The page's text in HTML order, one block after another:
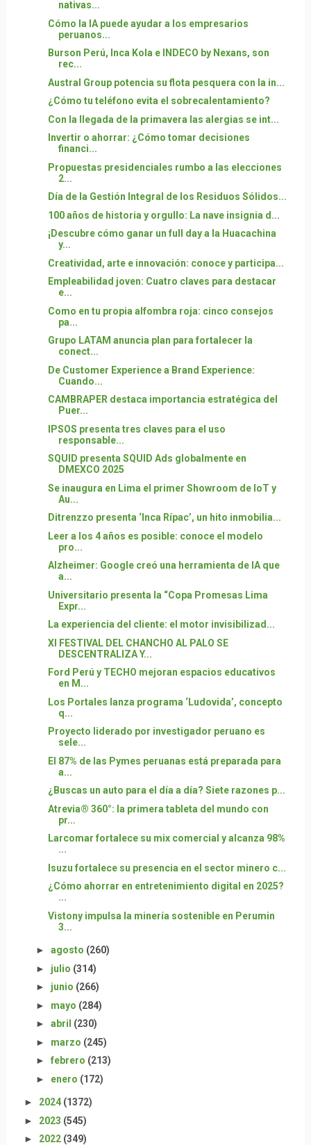
nativas...
Cómo la IA puede ayudar a los empresarios
peruanos...
Burson Perú, Inca Kola e INDECO by Nexans, son
rec...
Austral Group potencia su flota pesquera con la in...
¿Cómo tu teléfono evita el sobrecalentamiento?
Con la llegada de la primavera las alergias se int...
Invertir o ahorrar: ¿Cómo tomar decisiones
financi...
Propuestas presidenciales rumbo a las elecciones
2...
Día de la Gestión Integral de los Residuos Sólidos...
100 años de historia y orgullo: La nave insignia d...
¡Descubre cómo ganar un full day a la Huacachina
y...
Creatividad, arte e innovación: conoce y participa...
Empleabilidad joven: Cuatro claves para destacar
e...
Como en tu propia alfombra roja: cinco consejos
pa...
Grupo LATAM anuncia plan para fortalecer la
conect...
De Customer Experience a Brand Experience:
Cuando...
CAMBRAPER destaca importancia estratégica del
Puer...
IPSOS presenta tres claves para el uso
responsable...
SQUID presenta SQUID Ads globalmente en
DMEXCO 2025
Se inaugura en Lima el primer Showroom de IoT y
Au...
Ditrenzzo presenta ‘Inca Rípac’, un hito inmobilia...
Leer a los 4 años es posible: conoce el modelo
pro...
Alzheimer: Google creó una herramienta de IA que
a...
Universitario presenta la “Copa Promesas Lima
Expr...
La experiencia del cliente: el motor invisibilizad...
XI FESTIVAL DEL CHANCHO AL PALO SE
DESCENTRALIZA Y...
Ford Perú y TECHO mejoran espacios educativos
en M...
Los Portales lanza programa ‘Ludovida’, concepto
q...
Proyecto liderado por investigador peruano es
sele...
El 87% de las Pymes peruanas está preparada para
a...
¿Buscas un auto para el día a día? Siete razones p...
Atrevia® 360°: la primera tableta del mundo con
pr...
Larcomar fortalece su mix comercial y alcanza 98%
...
Isuzu fortalece su presencia en el sector minero c...
¿Cómo ahorrar en entretenimiento digital en 2025?
...
Vistony impulsa la minería sostenible en Perumin
3...
► agosto (260)
► julio (314)
► junio (266)
► mayo (284)
► abril (230)
► marzo (245)
► febrero (213)
► enero (172)
► 2024 (1372)
► 2023 (545)
► 2022 (349)